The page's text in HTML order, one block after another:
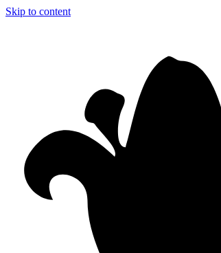
Skip to content